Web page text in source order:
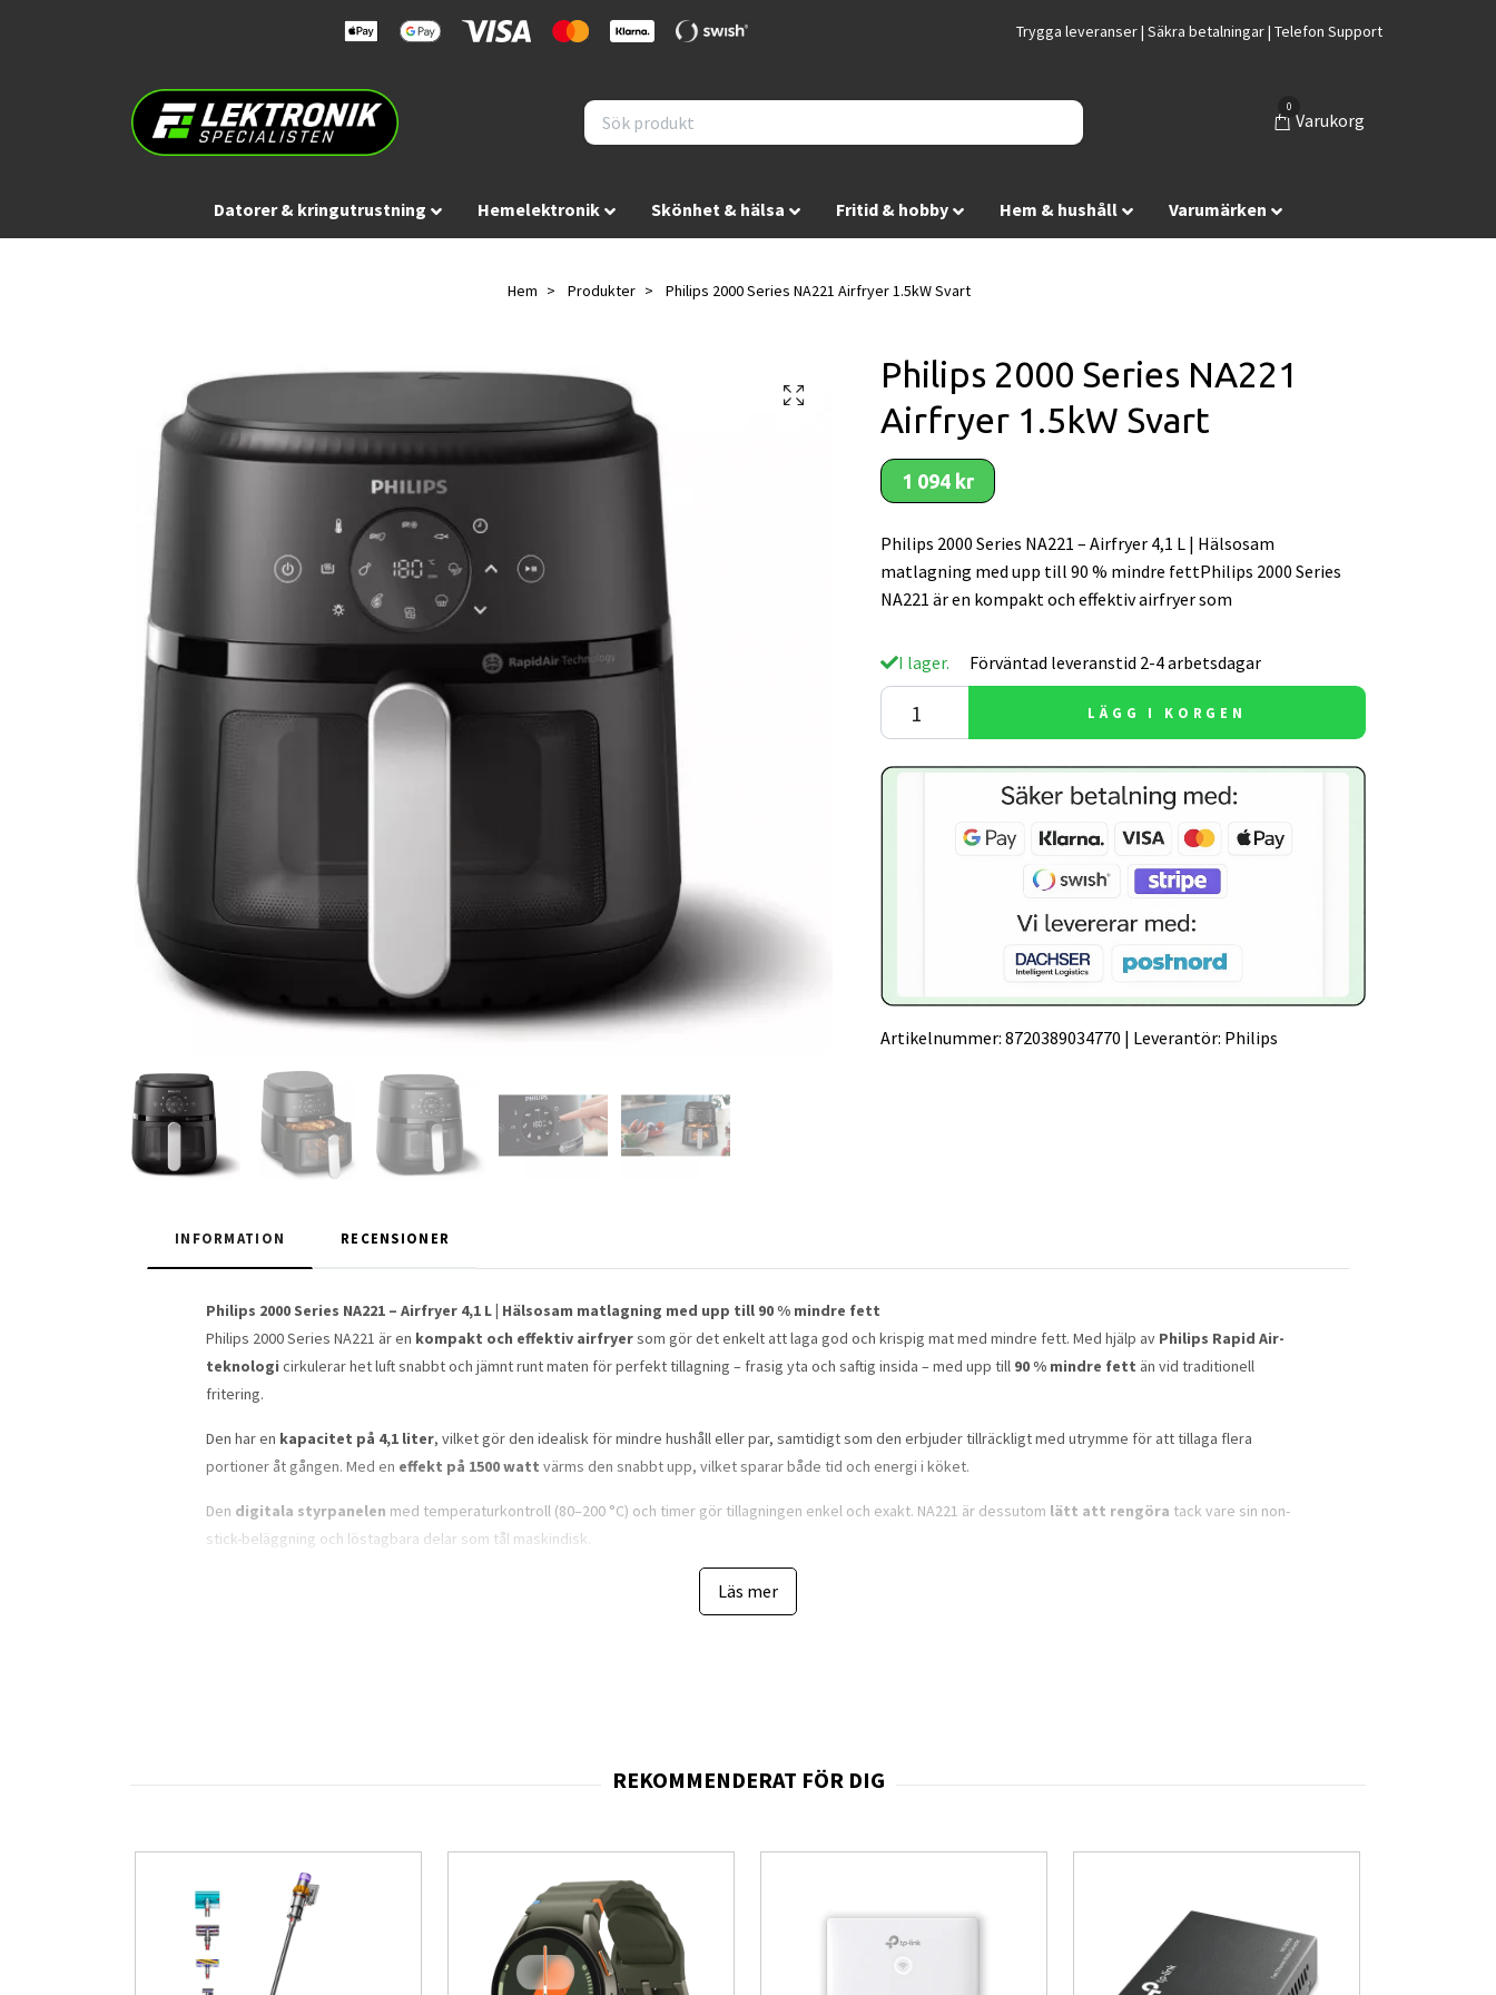
Trygga leveranser | Säkra betalningar | Telefon Support
0
Varukorg
Datorer & kringutrustning Hemelektronik Skönhet & hälsa Fritid & hobby Hem & hushåll Varumärken
Hem Produkter Philips 2000 Series NA221 Airfryer 1.5kW Svart
Philips 2000 Series NA221
Airfryer 1.5kW Svart
1 094 kr
Philips 2000 Series NA221 – Airfryer 4,1 L | Hälsosam
matlagning med upp till 90 % mindre fettPhilips 2000 Series
NA221 är en kompakt och effektiv airfryer som
I lager. Förväntad leveranstid 2-4 arbetsdagar
LÄGG I KORGEN
Artikelnummer: 8720389034770 | Leverantör: Philips
INFORMATION RECENSIONER
Philips 2000 Series NA221 – Airfryer 4,1 L | Hälsosam matlagning med upp till 90 % mindre fett
Philips 2000 Series NA221 är en kompakt och effektiv airfryersom gör det enkelt att laga god och krispig mat med mindre fett. Med hjälp av Philips Rapid Air-
teknologi cirkulerar het luft snabbt och jämnt runt maten för perfekt tillagning – frasig yta och saftig insida – med upp till 90 % mindre fett än vid traditionell
fritering.
Den har en kapacitet på 4,1 liter, vilket gör den idealisk för mindre hushåll eller par, samtidigt som den erbjuder tillräckligt med utrymme för att tillaga flera
portioner åt gången. Med en effekt på 1500 watt värms den snabbt upp, vilket sparar både tid och energi i köket.
Den digitala styrpanelen med temperaturkontroll (80–200 °C) och timer gör tillagningen enkel och exakt. NA221 är dessutom lätt att rengöra tack vare sin non-
stick-beläggning och löstagbara delar som tål maskindisk.
Digital kontrollpanel med timerfunktion
Non-stick-korg och delar som tål maskindisk
Elegant och kompakt design i svart
Läs mer